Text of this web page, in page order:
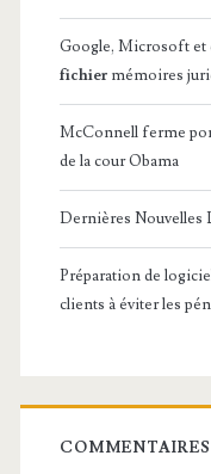
Google, Microsoft et
fichier mémoires
McConnell ferme
de la cour Obama
Dernières Nouvelles
Préparation de
clients à éviter les